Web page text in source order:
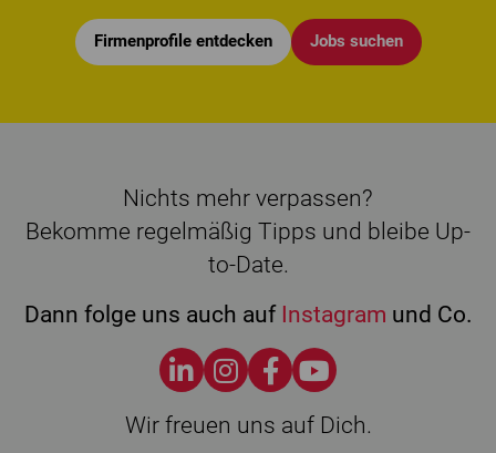
Firmenprofile entdecken Jobs suchen
Nichts mehr verpassen?
Bekomme regelmäßig Tipps und bleibe Up-
to-Date.
Dann folge uns auch auf Instagram und Co.
Wir freuen uns auf Dich.